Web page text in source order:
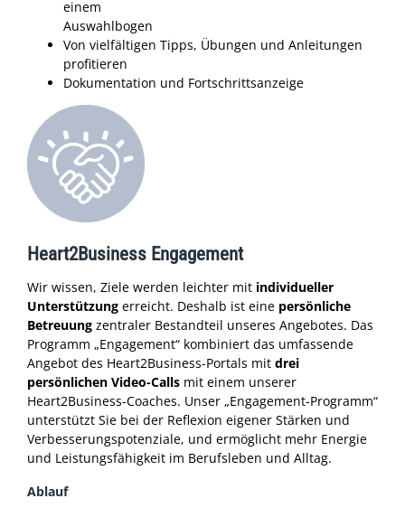
einem
Auswahlbogen
Von vielfältigen Tipps, Übungen und Anleitungen
profitieren
Dokumentation und Fortschrittsanzeige
Heart2Business Engagement
Wir wissen, Ziele werden leichter mit individueller
Unterstützung erreicht. Deshalb ist eine persönliche
Betreuung zentraler Bestandteil unseres Angebotes. Das
Programm „Engagement“ kombiniert das umfassende
Angebot des Heart2Business-Portals mit drei
persönlichen Video-Calls mit einem unserer
Heart2Business-Coaches. Unser „Engagement-Programm“
unterstützt Sie bei der Reflexion eigener Stärken und
Verbesserungspotenziale, und ermöglicht mehr Energie
und Leistungsfähigkeit im Berufsleben und Alltag.
Ablauf